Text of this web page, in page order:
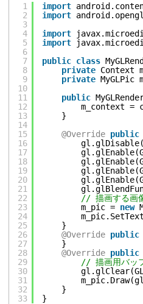
1
2
3
4
5
6
7
8
9
10
11
12
13
14
15
16
17
18
19
20
21
22
23
24
25
26
27
28
29
30
31
32
33
import
import
import
import
public class
private
private
public
m_context =
}
@Override public
// 描画する画
m_pic = new
}
@Override public
}
@Override public
// 描画用バッ
}
}